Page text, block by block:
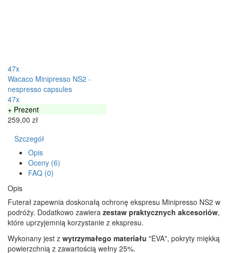
47x
Wacaco Minipresso NS2 -
nespresso capsules
47x
+ Prezent
259,00 zł
Szczegół
Opis
Oceny (6)
FAQ (0)
Opis
Futerał zapewnia doskonałą ochronę ekspresu Minipresso NS2 w
podróży. Dodatkowo zawiera zestaw praktycznych akcesoriów,
które uprzyjemnią korzystanie z ekspresu.
Wykonany jest z wytrzymałego materiału "EVA", pokryty miękką
powierzchnią z zawartością wełny 25%.